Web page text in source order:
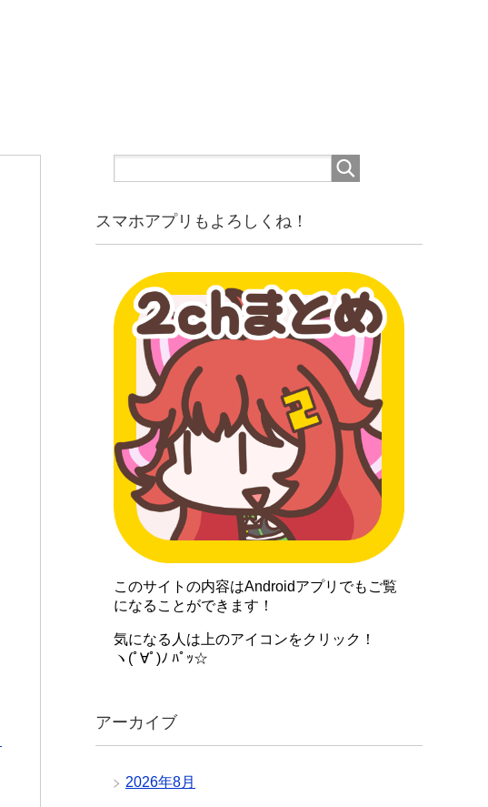
スマホアプリもよろしくね！
このサイトの内容はAndroidアプリでもご覧
になることができます！
気になる人は上のアイコンをクリック！
ヽ(ﾟ∀ﾟ)ﾉ ﾊﾟｯ☆
アーカイブ
2026年8月